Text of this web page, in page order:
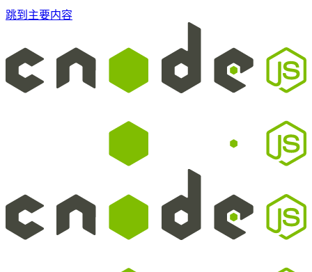
跳到主要内容